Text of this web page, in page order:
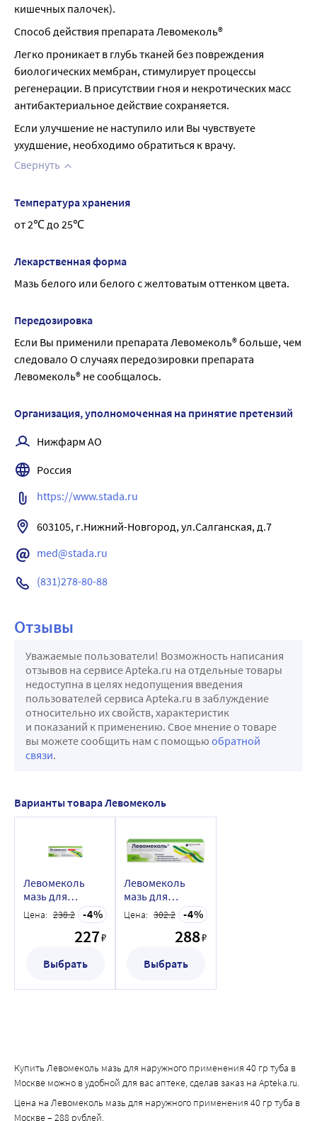
кишечных палочек).
Способ действия препарата Левомеколь®
Легко проникает в глубь тканей без повреждения
биологических мембран, стимулирует процессы
регенерации. В присутствии гноя и некротических масс
антибактериальное действие сохраняется.
Если улучшение не наступило или Вы чувствуете
ухудшение, необходимо обратиться к врачу.
Свернуть
Температура хранения
от 2℃ до 25℃
Лекарственная форма
Мазь белого или белого с желтоватым оттенком цвета.
Передозировка
Если Вы применили препарата Левомеколь® больше, чем
следовало О случаях передозировки препарата
Левомеколь® не сообщалось.
Организация, уполномоченная на принятие претензий
Нижфарм АО
Россия
https://www.stada.ru
603105, г.Нижний-Новгород, ул.Салганская, д.7
med@stada.ru
(831)278-80-88
Отзывы
Уважаемые пользователи! Возможность написания
отзывов на сервисе Apteka.ru на отдельные товары
недоступна в целях недопущения введения
пользователей сервиса Apteka.ru в заблуждение
относительно их свойств, характеристик
и показаний к применению. Свое мнение о товаре
вы можете сообщить нам с помощью обратной
связи.
Варианты товара Левомеколь
Левомеколь
мазь для
наружного
применения 10
Цена: 238.2 4
227₽
Выбрать
Левомеколь
мазь для
наружного
применения 40
Цена: 302.2 4
288₽
Выбрать
Купить Левомеколь мазь для наружного применения 40 гр туба в
Москве можно в удобной для вас аптеке, сделав заказ на Apteka.ru.
Цена на Левомеколь мазь для наружного применения 40 гр туба в
Москве – 288 рублей.